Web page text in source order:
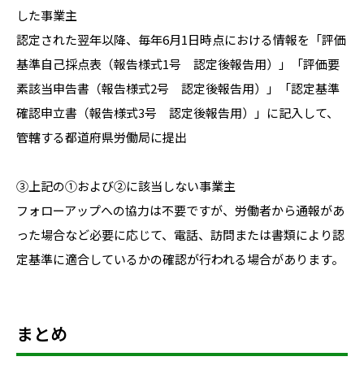
した事業主
認定された翌年以降、毎年6月1日時点における情報を「評価
基準自己採点表（報告様式1号 認定後報告用）」「評価要
素該当申告書（報告様式2号 認定後報告用）」「認定基準
確認申立書（報告様式3号 認定後報告用）」に記入して、
管轄する都道府県労働局に提出
③上記の①および②に該当しない事業主
フォローアップへの協力は不要ですが、労働者から通報があ
った場合など必要に応じて、電話、訪問または書類により認
定基準に適合しているかの確認が行われる場合があります。
まとめ